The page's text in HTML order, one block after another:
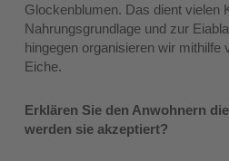
Glockenblumen. Das dient vielen
Nahrungsgrundlage und zur
hingegen organisieren wir mithilfe
Eiche.
Erklären Sie den Anwohnern
werden sie akzeptiert?